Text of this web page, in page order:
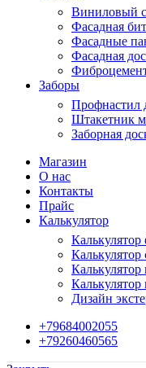
Виниловый
Фасадная
Фасадные
Фасадная
Заборы
Профнастил
Штакетник
Заборная
Магазин
О нас
Контакты
Прайс
Калькулятор
Калькулятор
Калькулятор
Дизайн
+79684002055
+79260460565